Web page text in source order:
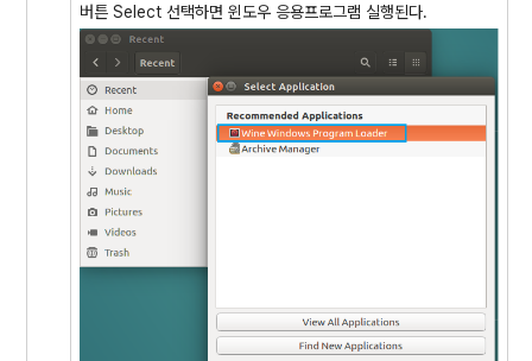
버튼 Select 선택하면 윈도우 응용프로그램 실행된다.